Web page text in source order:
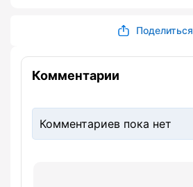
Поделиться
Комментарии
Комментариев пока нет